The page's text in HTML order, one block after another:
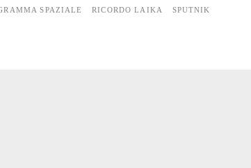
SPAZIALE RICORDO LAIKA SPUTNIK